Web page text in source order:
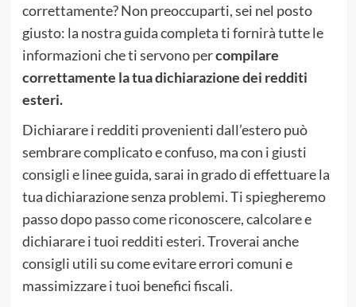
correttamente? Non preoccuparti, sei nel posto
giusto: la nostra guida completa ti fornirà tutte le
informazioni che ti servono percompilare
correttamente la tua dichiarazione dei redditi
esteri.
Dichiarare i redditi provenienti dall’estero può
sembrare complicato e confuso, ma con i giusti
consigli e linee guida, sarai in grado di effettuare la
tua dichiarazione senza problemi. Ti spiegheremo
passo dopo passo come riconoscere, calcolare e
dichiarare i tuoi redditi esteri. Troverai anche
consigli utili su come evitare errori comuni e
massimizzare i tuoi benefici fiscali.